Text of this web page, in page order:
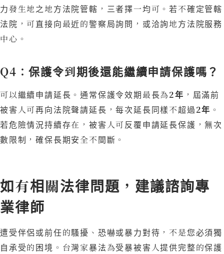
力發生地之地方法院管轄，三者擇一均可。若不確定管轄
法院，可直接向最近的警察局詢問，或洽詢地方法院服務
中心。
Q4：保護令到期後還能繼續申請保護嗎？
可以繼續申請延長。通常保護令效期最長為2年 ，屆滿前
被害人可再向法院聲請延長，每次延長同樣不超過2年 。
若危險情況持續存在，被害人可反覆申請延長保護，無次
數限制，確保長期安全不間斷。
如有相關法律問題，建議諮詢專
業律師
遭受伴侶或前任的騷擾、恐嚇或暴力對待，不是您必須獨
自承受的困境。台灣家暴法為受暴被害人提供完整的保護